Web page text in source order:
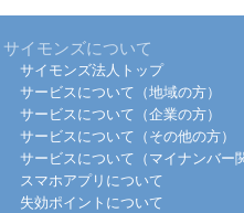
サイモンズについて
サイモンズ法人トップ
サービスについて（地域の方）
サービスについて（企業の方）
サービスについて（その他の方）
サービスについて（マイナンバー
スマホアプリについて
失効ポイントについて